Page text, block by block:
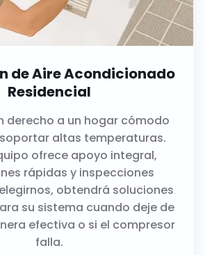
de Aire Acondicionado
Residencial
derecho a un hogar cómodo
altas temperaturas.
ofrece apoyo integral,
rápidas y inspecciones
obtendrá soluciones
su sistema cuando deje de
efectiva o si el compresor
falla.